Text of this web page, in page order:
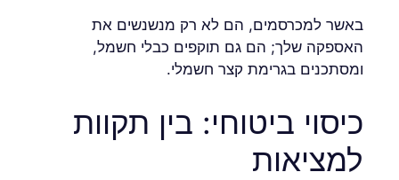
באשר למכרסמים, הם לא רק מנשנשים את
האספקה ​​שלך; הם גם תוקפים כבלי חשמל,
ומסתכנים בגרימת קצר חשמלי.
כיסוי ביטוחי: בין תקוות
למציאות